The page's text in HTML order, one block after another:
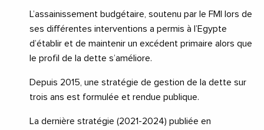
L’assainissement budgétaire, soutenu par le FMI lors de
ses différentes interventions a permis à l’Egypte
d’établir et de maintenir un excédent primaire alors que
le profil de la dette s’améliore.
Depuis 2015, une stratégie de gestion de la dette sur
trois ans est formulée et rendue publique.
La dernière stratégie (2021-2024) publiée en